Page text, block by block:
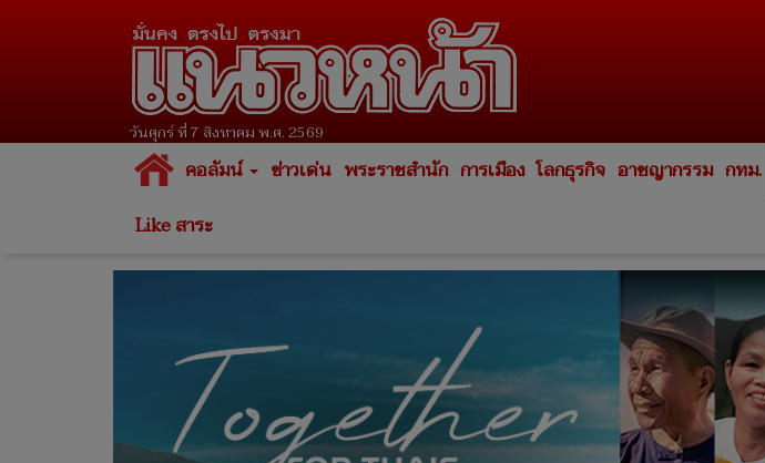
วันศุกร์ ที่ 7 สิงหาคม พ.ศ. 2569
คอลัมน์ ข่าวเด่น พระราชสำนัก การเมือง โลกธุรกิจ อาชญากรรม กทม.
Like สาระ